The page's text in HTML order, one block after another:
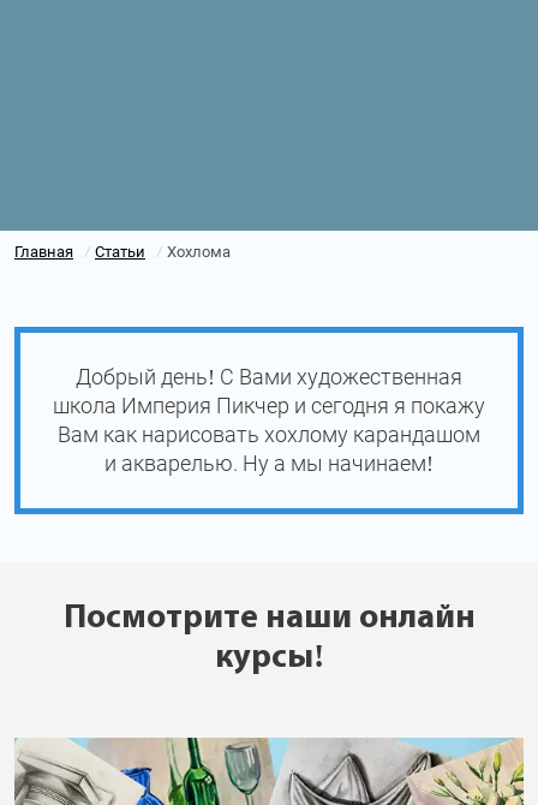
Главная / Статьи / Хохлома
Добрый день! С Вами художественная
школа Империя Пикчер и сегодня я покажу
Вам как нарисовать хохлому карандашом
и акварелью. Ну а мы начинаем!
Посмотрите наши онлайн
курсы!